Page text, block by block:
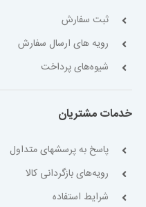
ثبت سفارش
رویه های ارسال سفارش
شیوه‌های پرداخت
خدمات مشتریان
پاسخ به پرسشهای متداول
رویه‌های بازگردانی کالا
شرایط استفاده